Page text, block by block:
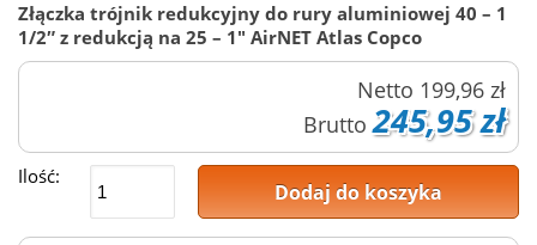
Złączka trójnik redukcyjny do rury aluminiowej 40 – 1
1/2″ z redukcją na 25 – 1" AirNET Atlas Copco
Netto 199,96 zł
Brutto 245,95 zł
Ilość:
Dodaj do koszyka